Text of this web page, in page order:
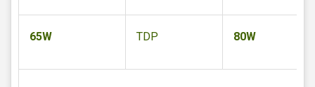
65W TDP 80W